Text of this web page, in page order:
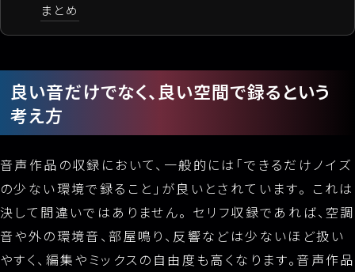
まとめ
良い音だけでなく、良い空間で録るという
考え方
音声作品の収録において、一般的には「できるだけノイズ
の少ない環境で録ること」が良いとされています。 これは
決して間違いではありません。 セリフ収録であれば、空調
音や外の環境音、部屋鳴り、反響などは少ないほど扱い
やすく、編集やミックスの自由度も高くなります。音声作品